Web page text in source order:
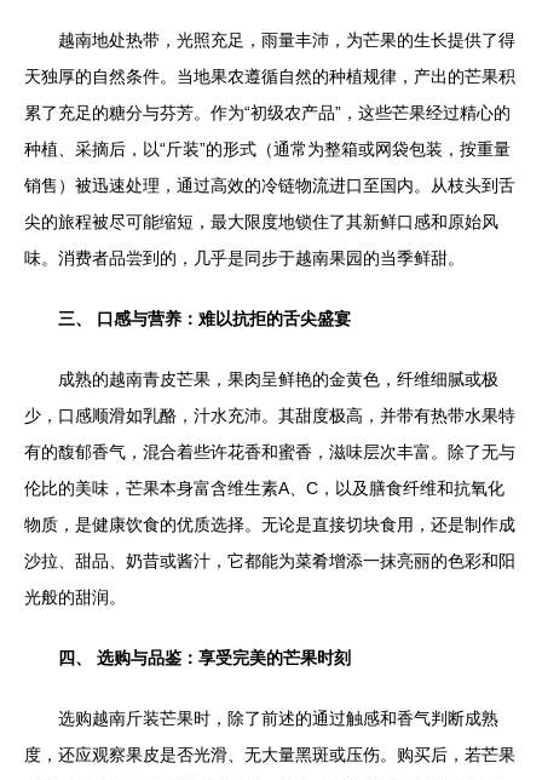
越南地处热带，光照充足，雨量丰沛，为芒果的生长提供了得
天独厚的自然条件。当地果农遵循自然的种植规律，产出的芒果积
累了充足的糖分与芬芳。作为“初级农产品”，这些芒果经过精心的
种植、采摘后，以“斤装”的形式（通常为整箱或网袋包装，按重量
销售）被迅速处理，通过高效的冷链物流进口至国内。从枝头到舌
尖的旅程被尽可能缩短，最大限度地锁住了其新鲜口感和原始风
味。消费者品尝到的，几乎是同步于越南果园的当季鲜甜。
三、 口感与营养：难以抗拒的舌尖盛宴
成熟的越南青皮芒果，果肉呈鲜艳的金黄色，纤维细腻或极
少，口感顺滑如乳酪，汁水充沛。其甜度极高，并带有热带水果特
有的馥郁香气，混合着些许花香和蜜香，滋味层次丰富。除了无与
伦比的美味，芒果本身富含维生素A、C，以及膳食纤维和抗氧化
物质，是健康饮食的优质选择。无论是直接切块食用，还是制作成
沙拉、甜品、奶昔或酱汁，它都能为菜肴增添一抹亮丽的色彩和阳
光般的甜润。
四、 选购与品鉴：享受完美的芒果时刻
选购越南斤装芒果时，除了前述的通过触感和香气判断成熟
度，还应观察果皮是否光滑、无大量黑斑或压伤。购买后，若芒果